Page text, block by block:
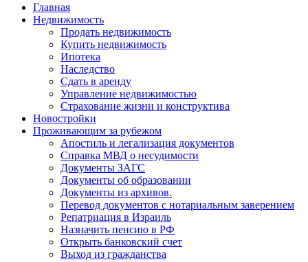
Главная
Недвижимость
Продать недвижимость
Купить недвижимость
Ипотека
Наследство
Сдать в аренду
Управление недвижимостью
Страхование жизни и конструктива
Новостройки
Проживающим за рубежом
Апостиль и легализация документов
Справка МВД о несудимости
Документы ЗАГС
Документы об образовании
Документы из архивов.
Перевод документов с нотариальным заверением
Репатриация в Израиль
Назначить пенсию в РФ
Открыть банковский счет
Выход из гражданства